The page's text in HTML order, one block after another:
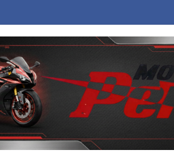
στο Ευρωπαϊκό Πρωτάθλημα Στίβου